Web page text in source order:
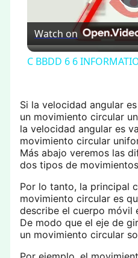
Watch on
C BBDD 6 6
Si la velocidad angular
un movimiento circular
la velocidad angular es
movimiento circular
Más abajo veremos las
dos tipos de
Por lo tanto, la principal
movimiento circular es
describe el cuerpo móvil
De modo que el eje de
un movimiento circular